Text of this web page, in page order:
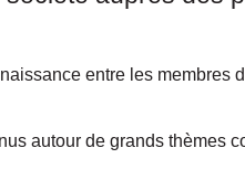
entre les membres
autour de grands thèmes